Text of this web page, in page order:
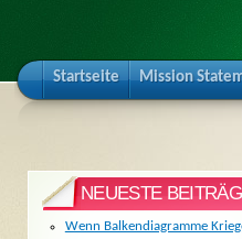
Startseite Mission
NEUESTE
Wenn Balkendiagramme